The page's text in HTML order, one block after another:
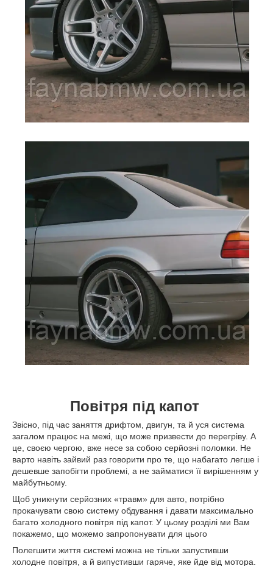
Повітря під капот
Звісно, під час заняття дрифтом, двигун, та й уся система
загалом працює на межі, що може призвести до перегріву. А
це, своєю чергою, вже несе за собою серйозні поломки. Не
варто навіть зайвий раз говорити про те, що набагато легше і
дешевше запобігти проблемі, а не займатися її вирішенням у
майбутньому.
Щоб уникнути серйозних «травм» для авто, потрібно
прокачувати свою систему обдування і давати максимально
багато холодного повітря під капот. У цьому розділі ми Вам
покажемо, що можемо запропонувати для цього
Полегшити життя системі можна не тільки запустивши
холодне повітря, а й випустивши гаряче, яке йде від мотора.